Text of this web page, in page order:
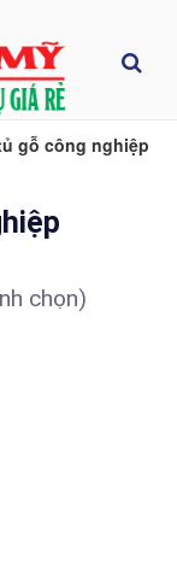
gỗ công nghiệp
chọn)